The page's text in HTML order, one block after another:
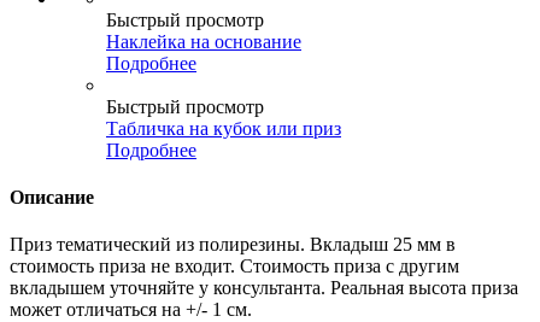
Быстрый просмотр
Наклейка на основание
Подробнее
Быстрый просмотр
Табличка на кубок или приз
Подробнее
Описание
Приз тематический из полирезины. Вкладыш 25 мм в
стоимость приза не входит. Стоимость приза с другим
вкладышем уточняйте у консультанта. Реальная высота приза
может отличаться на +/- 1 см.